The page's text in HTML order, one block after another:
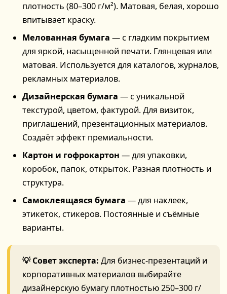
плотность (80–300 г/м²). Матовая, белая, хорошо
впитывает краску.
Мелованная бумага — с гладким покрытием
для яркой, насыщенной печати. Глянцевая или
матовая. Используется для каталогов, журналов,
рекламных материалов.
Дизайнерская бумага — с уникальной
текстурой, цветом, фактурой. Для визиток,
приглашений, презентационных материалов.
Создаёт эффект премиальности.
Картон и гофрокартон — для упаковки,
коробок, папок, открыток. Разная плотность и
структура.
Самоклеящаяся бумага — для наклеек,
этикеток, стикеров. Постоянные и съёмные
варианты.
💡 Совет эксперта: Для бизнес-презентаций и
корпоративных материалов выбирайте
дизайнерскую бумагу плотностью 250–300 г/